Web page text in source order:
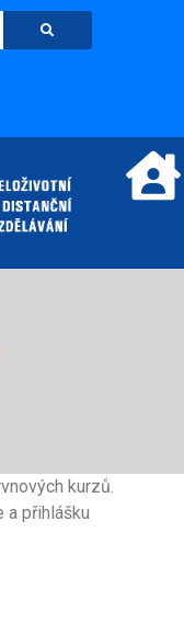
kurzů.
a přihlášku